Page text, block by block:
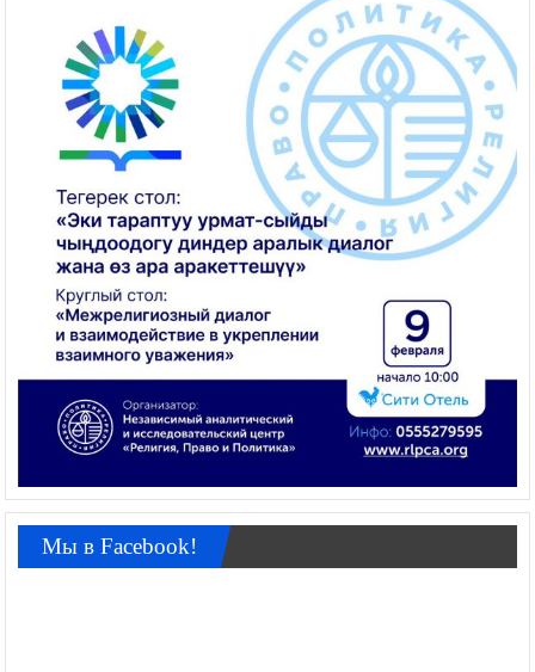
Мы в Facebook!